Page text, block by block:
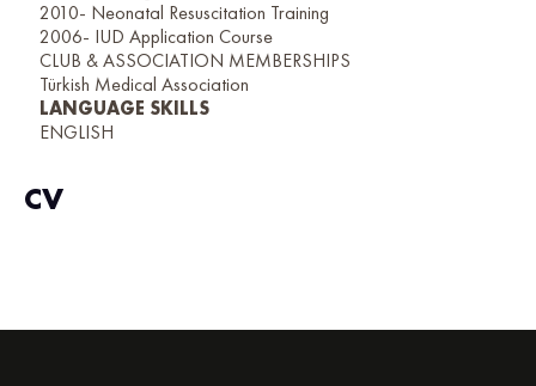
2010- Neonatal Resuscitation Training
2006- IUD Application Course
CLUB & ASSOCIATION MEMBERSHIPS
Türkish Medical Association
LANGUAGE SKILLS
ENGLISH
CV